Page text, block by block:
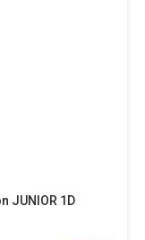
JUNIOR 1D